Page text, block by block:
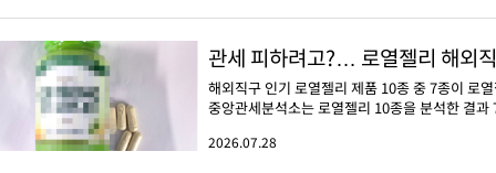
관세 피하려고?… 로열젤리 해외
해외직구 인기 로열젤리 제품 10종 중 7종이 로
중앙관세분석소는 로열젤리 10종을 분석한 결
2026.07.28